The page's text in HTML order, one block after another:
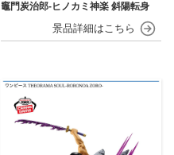
竈門炭治郎‐ヒノカミ神楽 斜陽転身